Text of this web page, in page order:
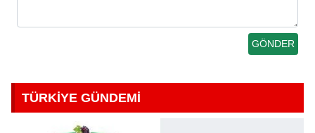
TÜRKİYE GÜNDEMİ